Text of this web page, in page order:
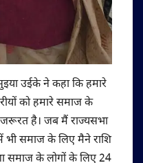
उईके ने कहा कि हमारे
को हमारे समाज के
जरूरत है। जब मैं राज्यसभा
भी समाज के लिए मैने राशि
समाज के लोगों के लिए 24